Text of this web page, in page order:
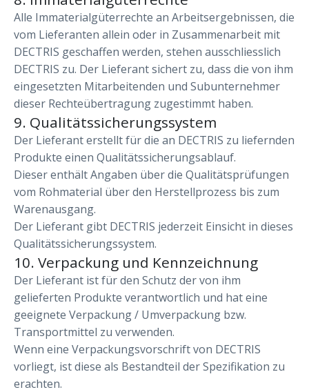
Alle Immaterialgüterrechte an Arbeitsergebnissen, die
vom Lieferanten allein oder in Zusammenarbeit mit
DECTRIS geschaffen werden, stehen ausschliesslich
DECTRIS zu. Der Lieferant sichert zu, dass die von ihm
eingesetzten Mitarbeitenden und Subunternehmer
dieser Rechteübertragung zugestimmt haben.
9. Qualitätssicherungssystem
Der Lieferant erstellt für die an DECTRIS zu liefernden
Produkte einen Qualitätssicherungsablauf.
Dieser enthält Angaben über die Qualitätsprüfungen
vom Rohmaterial über den Herstellprozess bis zum
Warenausgang.
Der Lieferant gibt DECTRIS jederzeit Einsicht in dieses
Qualitätssicherungssystem.
10. Verpackung und Kennzeichnung
Der Lieferant ist für den Schutz der von ihm
gelieferten Produkte verantwortlich und hat eine
geeignete Verpackung / Umverpackung bzw.
Transportmittel zu verwenden.
Wenn eine Verpackungsvorschrift von DECTRIS
vorliegt, ist diese als Bestandteil der Spezifikation zu
erachten.